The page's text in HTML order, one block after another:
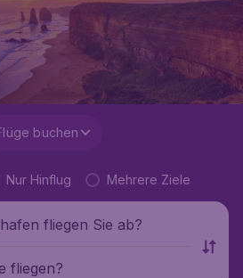
buchen
Nur Hinflug Mehrere Ziele
fliegen Sie ab?
fliegen?